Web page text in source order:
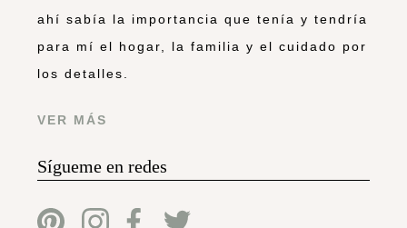
ahí sabía la importancia que tenía y tendría
para mí el hogar, la familia y el cuidado por
los detalles.
VER MÁS
Sígueme en redes